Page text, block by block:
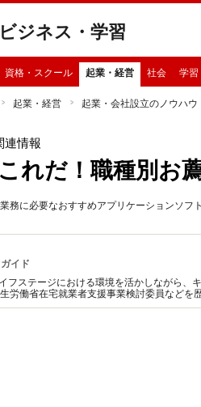
ビジネス・学習
資格・スクール 起業・経営 社会 学習
起業・経営 起業・会社設立のノウハウ
連情報
れだ！職種別お
務に必要なおすすめアプリケーションソフ
イド
フステージにおける環境を活かしながら、
労働省在宅就業者支援事業検討委員など